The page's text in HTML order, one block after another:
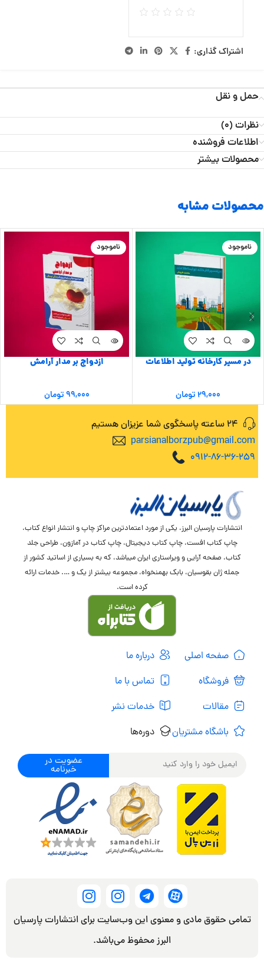
اشتراک گذاری:
حمل و نقل
نظرات (0)
اطلاعات فروشنده
محصولات بیشتر
محصولات مشابه
ناموجود
در مسیر کارخانه تولید اطلاعات
۲۹,۰۰۰تومان
ناموجود
ازدواج بر مدار آرامش
۹۹,۰۰۰تومان
24 ساعته پاسخگوی شما عزیزان هستیم
parsianalborzpub@gmail.com
0912-86-36-259
انتشارات پارسیان البرز، یکی از مورد اعتمادترین مراکز چاپ و انتشار انواع کتاب،
چاپ کتاب افست، چاپ کتاب دیجیتال، چاپ کتاب در آمازون، طراحی جلد
کتاب، صفحه آرایی و ویراستاری ایران میباشد، که به بسیاری از اساتید کشور از
جمله ژان بقوسیان، بابک بهمنخواه، مجموعه بیشتر از یک و …. خدمات ارائه
کرده است.
صفحه اصلی
فروشگاه
مقالات
باشگاه مشتریان
درباره ما
تماس با ما
خدمات نشر
دوره‌ها
عضویت در
خبرنامه
تمامی حقوق مادی و معنوی این وب‌سایت برای انتشارات پارسیان
البرز محفوظ می‌باشد.